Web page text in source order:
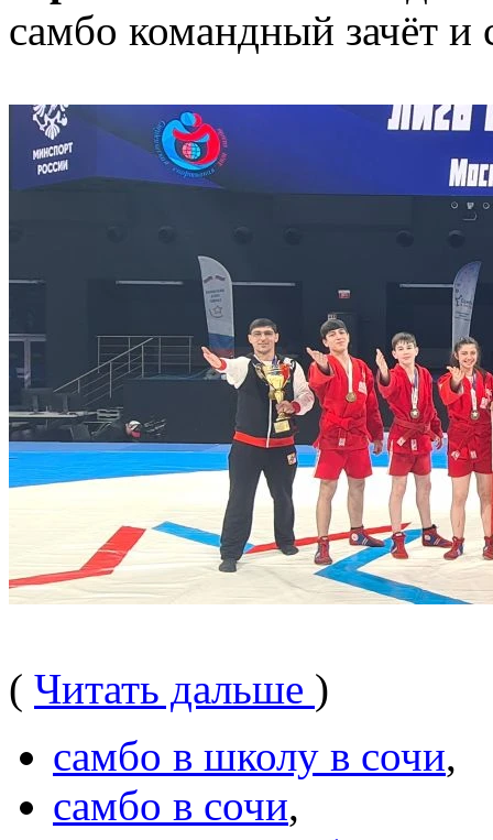
самбо командный зачёт и
( Читать дальше )
самбо в школу в сочи,
самбо в сочи,